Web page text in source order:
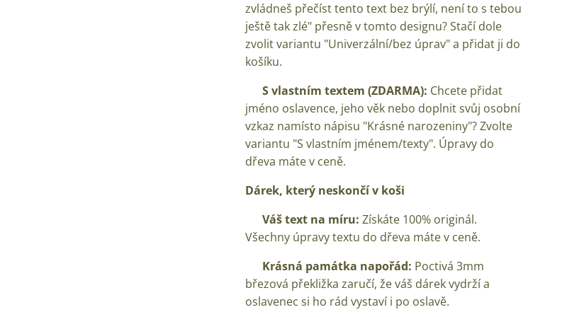
zvládneš přečíst tento text bez brýlí, není to s tebou
ještě tak zlé" přesně v tomto designu? Stačí dole
zvolit variantu "Univerzální/bez úprav" a přidat ji do
košíku.
✨S vlastním textem (ZDARMA): Chcete přidat
jméno oslavence, jeho věk nebo doplnit svůj osobní
vzkaz namísto nápisu "Krásné narozeniny"? Zvolte
variantu "S vlastním jménem/texty". Úpravy do
dřeva máte v ceně.
Dárek, který neskončí v koši
✅Váš text na míru: Získáte 100% originál.
Všechny úpravy textu do dřeva máte v ceně.
Krásná památka napořád: Poctivá 3mm
březová překližka zaručí, že váš dárek vydrží a
oslavenec si ho rád vystaví i po oslavě.